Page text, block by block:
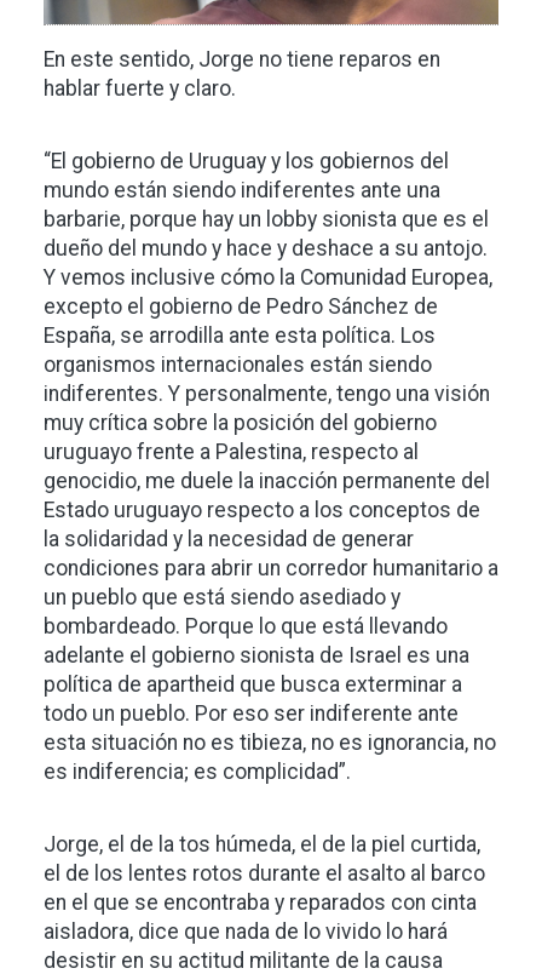
En este sentido, Jorge no tiene reparos en
hablar fuerte y claro.
“El gobierno de Uruguay y los gobiernos del
mundo están siendo indiferentes ante una
barbarie, porque hay un lobby sionista que es el
dueño del mundo y hace y deshace a su antojo.
Y vemos inclusive cómo la Comunidad Europea,
excepto el gobierno de Pedro Sánchez de
España, se arrodilla ante esta política. Los
organismos internacionales están siendo
indiferentes. Y personalmente, tengo una visión
muy crítica sobre la posición del gobierno
uruguayo frente a Palestina, respecto al
genocidio, me duele la inacción permanente del
Estado uruguayo respecto a los conceptos de
la solidaridad y la necesidad de generar
condiciones para abrir un corredor humanitario a
un pueblo que está siendo asediado y
bombardeado. Porque lo que está llevando
adelante el gobierno sionista de Israel es una
política de apartheid que busca exterminar a
todo un pueblo. Por eso ser indiferente ante
esta situación no es tibieza, no es ignorancia, no
es indiferencia; es complicidad”.
Jorge, el de la tos húmeda, el de la piel curtida,
el de los lentes rotos durante el asalto al barco
en el que se encontraba y reparados con cinta
aisladora, dice que nada de lo vivido lo hará
desistir en su actitud militante de la causa